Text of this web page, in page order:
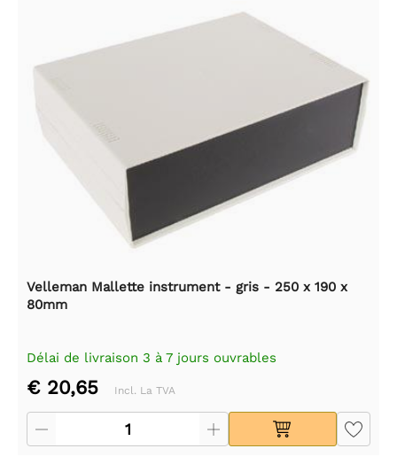
Velleman Mallette instrument - gris - 250 x 190 x
80mm
Délai de livraison 3 à 7 jours ouvrables
€ 20,65 Incl. La TVA